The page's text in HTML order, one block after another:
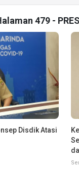
479 -
Disdik Atasi